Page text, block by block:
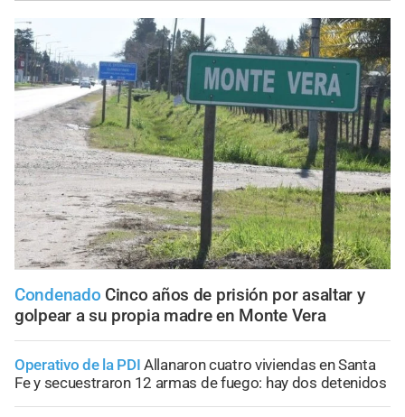
Condenado Cinco años de prisión por asaltar y
golpear a su propia madre en Monte Vera
Operativo de la PDI Allanaron cuatro viviendas en Santa
Fe y secuestraron 12 armas de fuego: hay dos detenidos